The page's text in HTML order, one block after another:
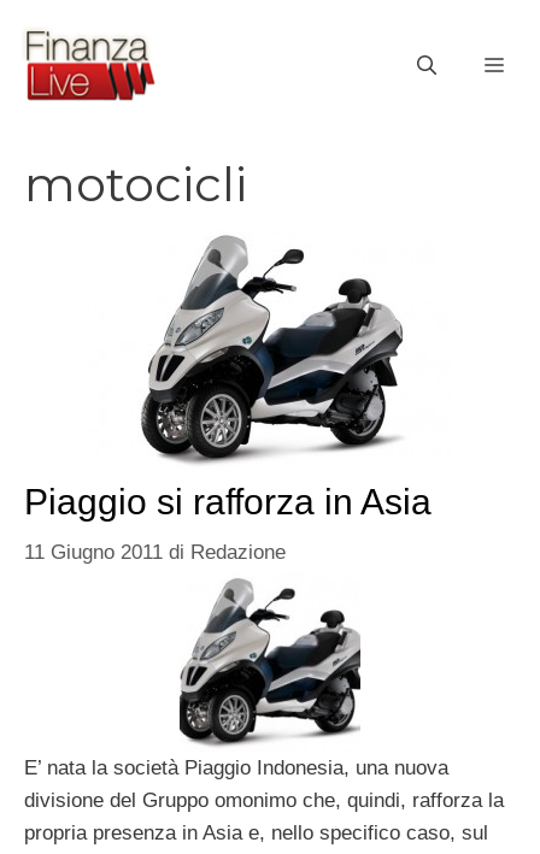
contenuto
motocicli
Piaggio si rafforza in Asia
11 Giugno 2011 di Redazione
E’ nata la società Piaggio Indonesia, una nuova
divisione del Gruppo omonimo che, quindi, rafforza la
propria presenza in Asia e, nello specifico caso, sul